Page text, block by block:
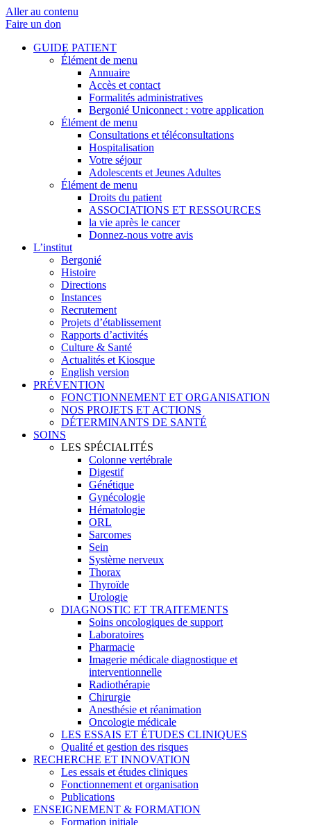
Aller au contenu
Faire un don
GUIDE PATIENT
Élément de menu
Annuaire
Accès et contact
Formalités administratives
Bergonié Uniconnect : votre application
Élément de menu
Consultations et téléconsultations
Hospitalisation
Votre séjour
Adolescents et Jeunes Adultes
Élément de menu
Droits du patient
ASSOCIATIONS ET RESSOURCES
la vie après le cancer
Donnez-nous votre avis
L’institut
Bergonié
Histoire
Directions
Instances
Recrutement
Projets d’établissement
Rapports d’activités
Culture & Santé
Actualités et Kiosque
English version
PRÉVENTION
FONCTIONNEMENT ET ORGANISATION
NOS PROJETS ET ACTIONS
DÉTERMINANTS DE SANTÉ
SOINS
LES SPÉCIALITÉS
Colonne vertébrale
Digestif
Génétique
Gynécologie
Hématologie
ORL
Sarcomes
Sein
Système nerveux
Thorax
Thyroïde
Urologie
DIAGNOSTIC ET TRAITEMENTS
Soins oncologiques de support
Laboratoires
Pharmacie
Imagerie médicale diagnostique et
interventionnelle
Radiothérapie
Chirurgie
Anesthésie et réanimation
Oncologie médicale
LES ESSAIS ET ÉTUDES CLINIQUES
Qualité et gestion des risques
RECHERCHE ET INNOVATION
Les essais et études cliniques
Fonctionnement et organisation
Publications
ENSEIGNEMENT & FORMATION
Formation initiale